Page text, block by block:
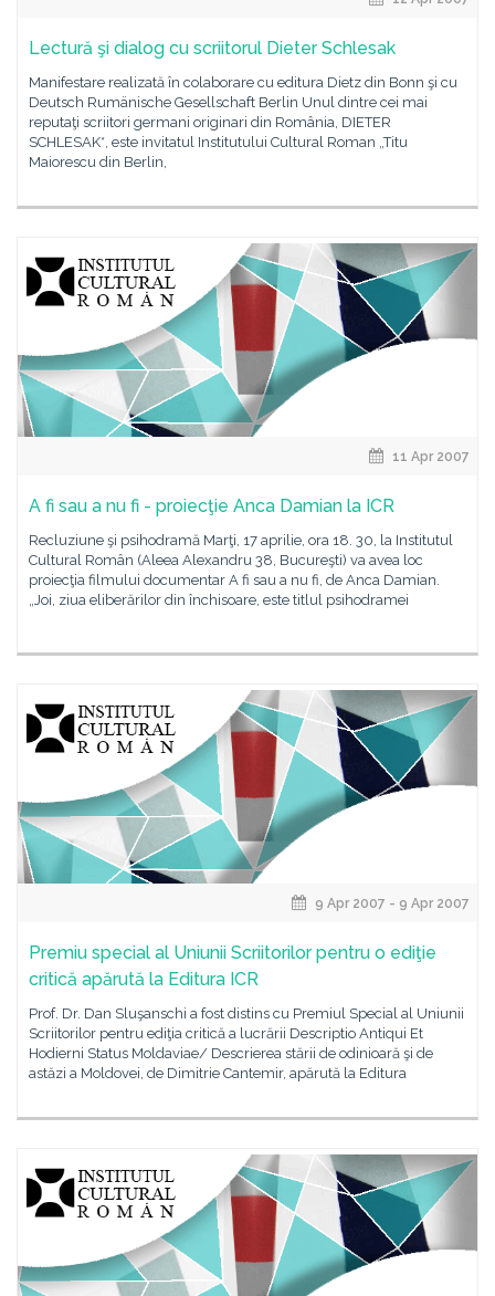
Lectură şi dialog cu scriitorul Dieter Schlesak
Manifestare realizată în colaborare cu editura Dietz din Bonn şi cu
Deutsch Rumänische Gesellschaft Berlin Unul dintre cei mai
reputaţi scriitori germani originari din România, DIETER
SCHLESAK*, este invitatul Institutului Cultural Roman „Titu
Maiorescu din Berlin,
11 Apr 2007
A fi sau a nu fi - proiecţie Anca Damian la ICR
Recluziune şi psihodramă Marţi, 17 aprilie, ora 18. 30, la Institutul
Cultural Român (Aleea Alexandru 38, Bucureşti) va avea loc
proiecţia filmului documentar A fi sau a nu fi, de Anca Damian.
„Joi, ziua eliberărilor din închisoare, este titlul psihodramei
9 Apr 2007 - 9 Apr 2007
Premiu special al Uniunii Scriitorilor pentru o ediţie
critică apărută la Editura ICR
Prof. Dr. Dan Sluşanschi a fost distins cu Premiul Special al Uniunii
Scriitorilor pentru ediţia critică a lucrării Descriptio Antiqui Et
Hodierni Status Moldaviae/ Descrierea stării de odinioară şi de
astăzi a Moldovei, de Dimitrie Cantemir, apărută la Editura